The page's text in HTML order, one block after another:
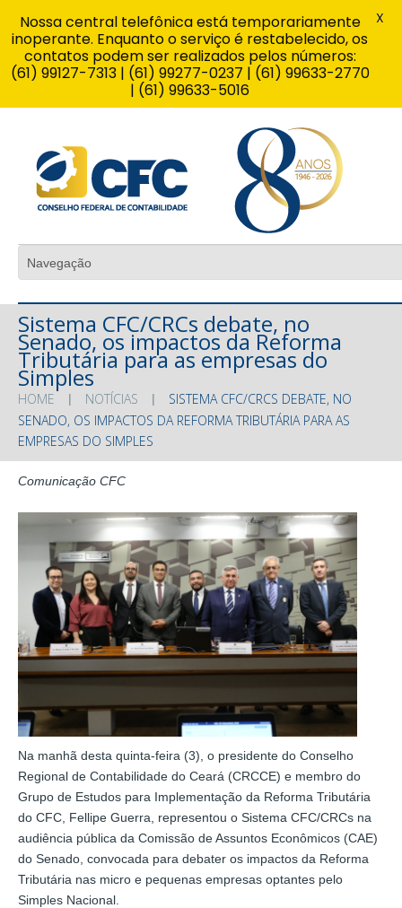
Sistema CFC/CRCs debate, no
Senado, os impactos da Reforma
Tributária para as empresas do
Simples
HOME NOTÍCIAS
SISTEMA CFC/CRCS DEBATE, NO
SENADO, OS IMPACTOS DA REFORMA TRIBUTÁRIA PARA AS
EMPRESAS DO SIMPLES
Comunicação CFC
Na manhã desta quinta-feira (3), o presidente do Conselho
Regional de Contabilidade do Ceará (CRCCE) e membro do
Grupo de Estudos para Implementação da Reforma Tributária
do CFC, Fellipe Guerra, representou o Sistema CFC/CRCs na
audiência pública da Comissão de Assuntos Econômicos (CAE)
do Senado, convocada para debater os impactos da Reforma
Tributária nas micro e pequenas empresas optantes pelo
Simples Nacional.
Nossa central telefônica está temporariamente
inoperante. Enquanto o serviço é restabelecido, os
contatos podem ser realizados pelos números:
(61) 99127-7313 | (61) 99277-0237 | (61) 99633-2770
| (61) 99633-5016
X